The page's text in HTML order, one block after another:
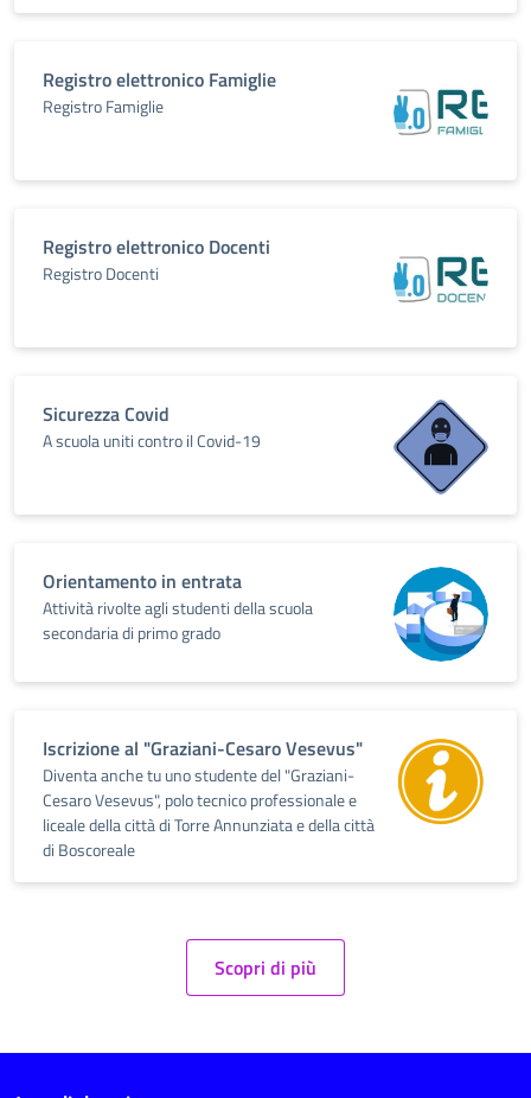
Registro elettronico Famiglie
Registro Famiglie
Registro elettronico Docenti
Registro Docenti
Sicurezza Covid
A scuola uniti contro il Covid-19
Orientamento in entrata
Attività rivolte agli studenti della scuola
secondaria di primo grado
Iscrizione al "Graziani-Cesaro Vesevus"
Diventa anche tu uno studente del "Graziani-
Cesaro Vesevus", polo tecnico professionale e
liceale della città di Torre Annunziata e della città
di Boscoreale
Scopri di più